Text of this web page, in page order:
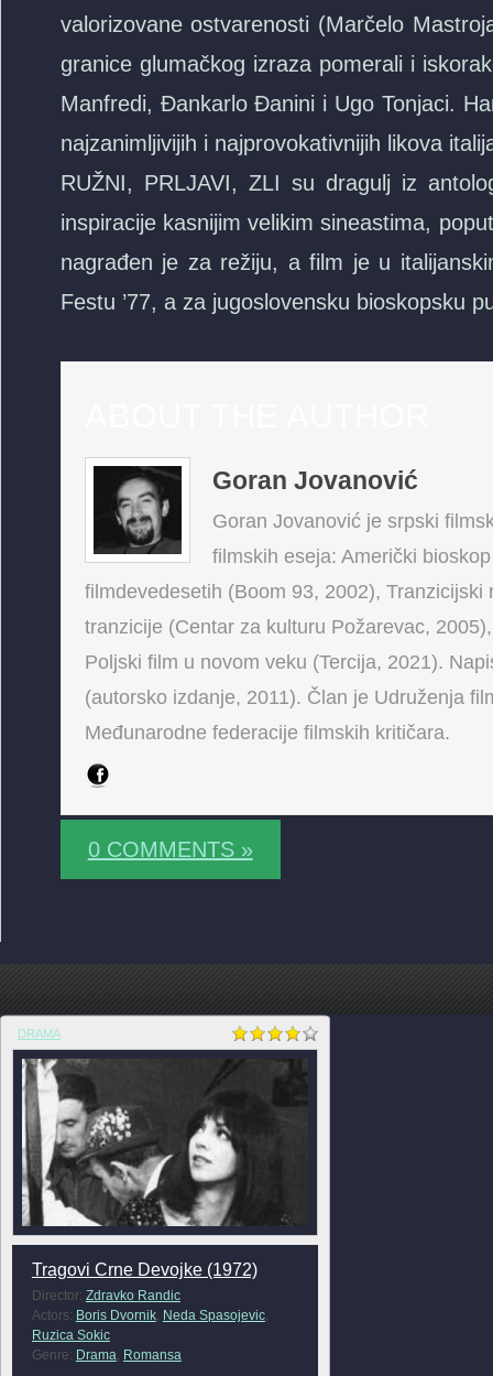
valorizovane ostvarenosti (Marčelo
granice glumačkog izraza pomerali i
Manfredi, Đankarlo Đanini i Ugo Tonjaci.
najzanimljivijih i najprovokativnijih likova
RUŽNI, PRLJAVI, ZLI su dragulj iz
inspiracije kasnijim velikim sineastima,
nagrađen je za režiju, a film je u
Festu ’77, a za jugoslovensku bioskopsku
Goran Jovanović
Goran Jovanović je srpski
filmskih eseja: Američki
filmdevedesetih (Boom 93, 2002),
tranzicije (Centar za kulturu Požarevac,
Poljski film u novom veku (Tercija, 2021).
(autorsko izdanje, 2011). Član je Udruženja
Međunarodne federacije filmskih kritičara.
0 COMMENTS »
DRAMA
Tragovi Crne Devojke (1972)
Director: Zdravko Randic
Actors: Boris Dvornik, Neda Spasojevic,
Ruzica Sokic
Genre: Drama, Romansa